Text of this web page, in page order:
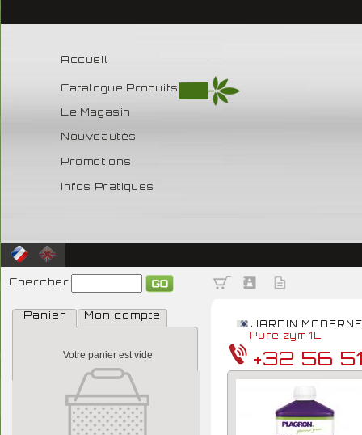
Accueil
Catalogue Produits
Le Magasin
Nouveautés
Promotions
Infos Pratiques
Chercher
Panier Mon compte
Votre panier est vide
JARDIN MODERNE
Pure zym 1L
+32 56